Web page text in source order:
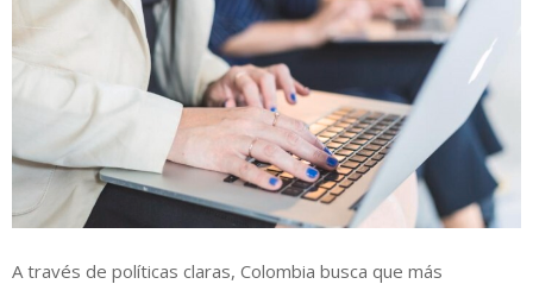
A través de políticas claras, Colombia busca que más